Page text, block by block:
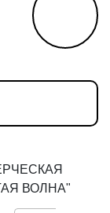
ВОЛНА"